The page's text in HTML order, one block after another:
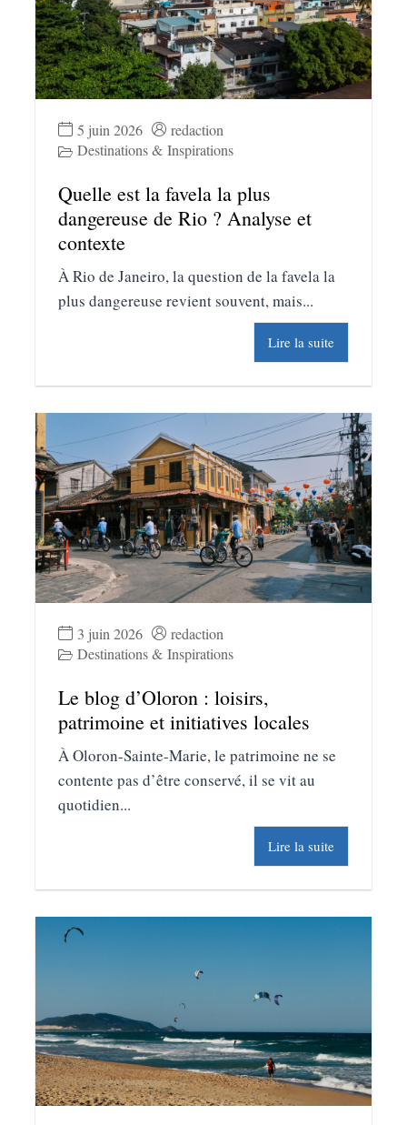
5 juin 2026
redaction
Destinations & Inspirations
Quelle est la favela la plus
dangereuse de Rio ? Analyse et
contexte
À Rio de Janeiro, la question de la favela la
plus dangereuse revient souvent, mais...
Lire la suite
3 juin 2026
redaction
Destinations & Inspirations
Le blog d’Oloron : loisirs,
patrimoine et initiatives locales
À Oloron-Sainte-Marie, le patrimoine ne se
contente pas d’être conservé, il se vit au
quotidien...
Lire la suite